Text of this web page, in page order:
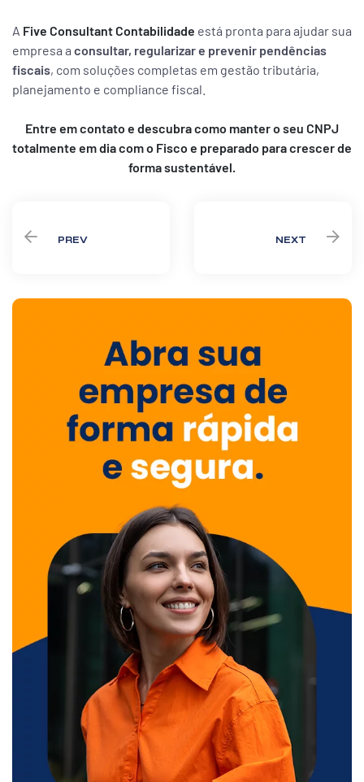
A Five Consultant Contabilidade está pronta para ajudar sua
empresa a consultar, regularizar e prevenir pendências
fiscais, com soluções completas em gestão tributária,
planejamento e compliance fiscal.
Entre em contato e descubra como manter o seu CNPJ
totalmente em dia com o Fisco e preparado para crescer de
forma sustentável.
PREV NEXT